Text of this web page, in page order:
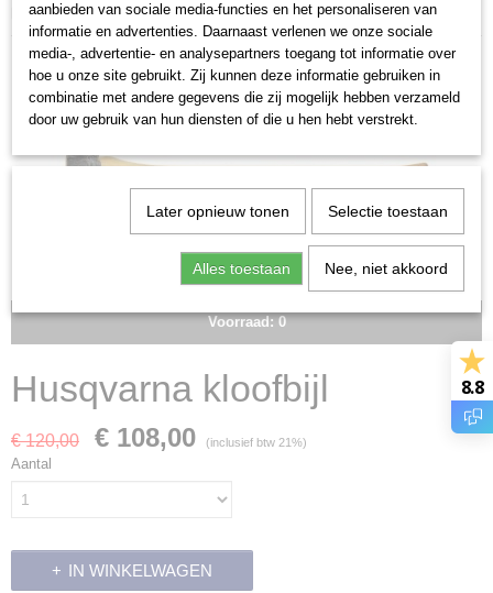
kloofbijl
Voorraad: 0
Husqvarna kloofbijl
€ 120,00 € 108,00 (inclusief btw 21%)
Aantal
IN WINKELWAGEN
8.8
aanbieden van sociale media-functies en het personaliseren van
informatie en advertenties. Daarnaast verlenen we onze sociale
media-, advertentie- en analysepartners toegang tot informatie over
hoe u onze site gebruikt. Zij kunnen deze informatie gebruiken in
combinatie met andere gegevens die zij mogelijk hebben verzameld
door uw gebruik van hun diensten of die u hen hebt verstrekt.
Later opnieuw tonen Selectie toestaan
Alles toestaan Nee, niet akkoord